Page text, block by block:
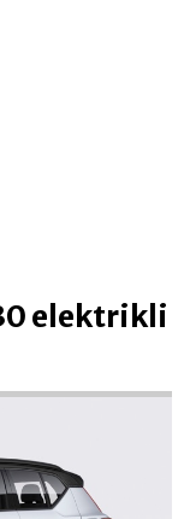
elektrikli